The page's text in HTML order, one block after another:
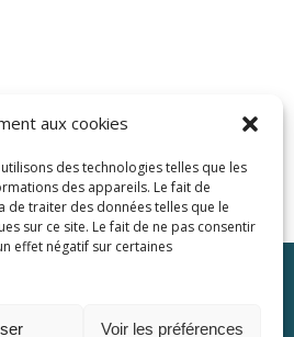
aux cookies
des technologies telles que les
des appareils. Le fait de
de traiter des données telles que le
sur ce site. Le fait de ne pas consentir
effet négatif sur certaines
Voir les préférences
Contactez-nous